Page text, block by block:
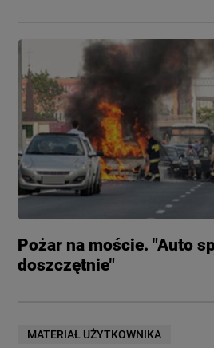
Pożar na moście. "Auto
doszczętnie"
MATERIAŁ UŻYTKOWNIKA